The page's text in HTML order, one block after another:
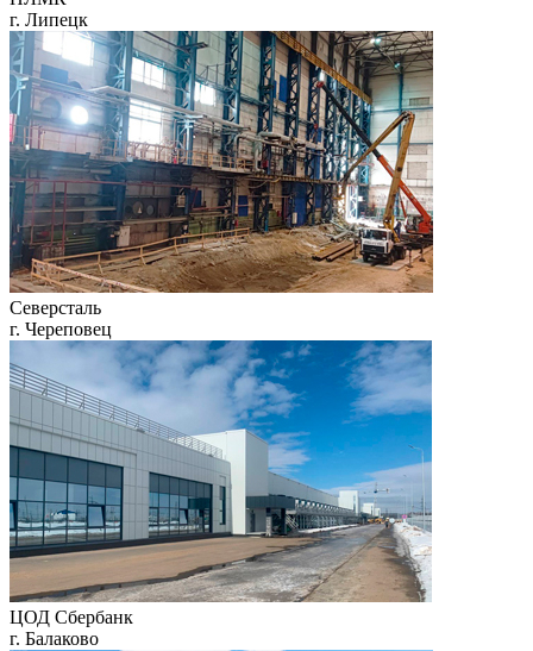
г. Липецк
Северсталь
г. Череповец
ЦОД Сбербанк
г. Балаково